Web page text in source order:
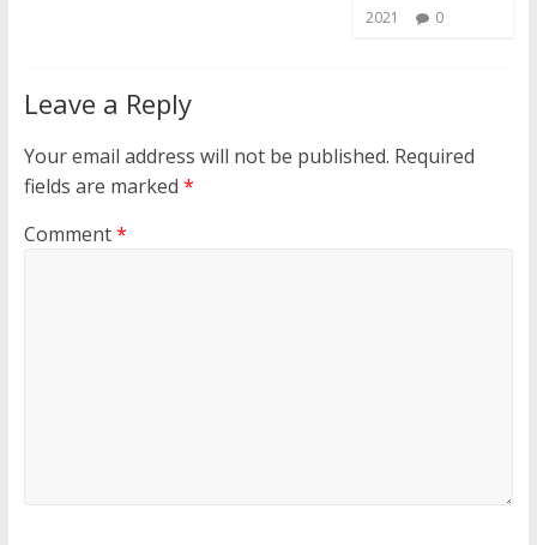
2021
0
Leave a Reply
Your email address will not be published. Required
fields are marked *
Comment*